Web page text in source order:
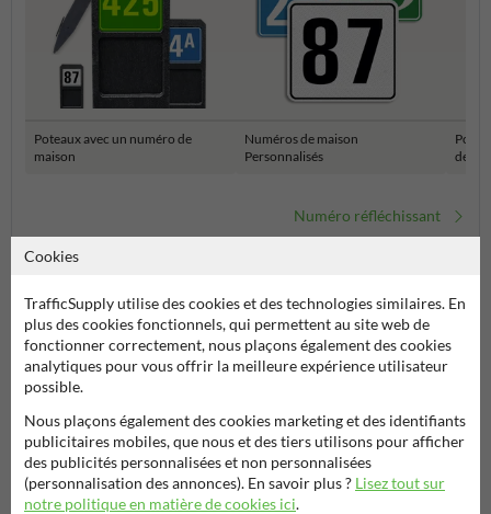
Poteaux avec un numéro de
maison
Numéros de maison
Personnalisés
de
Numéro réfléchissant
Poser votre question à Signalisationtouristique.be
Nom*
Cookies
TrafficSupply utilise des cookies et des technologies similaires. En
plus des cookies fonctionnels, qui permettent au site web de
fonctionner correctement, nous plaçons également des cookies
analytiques pour vous offrir la meilleure expérience utilisateur
possible.
Nous plaçons également des cookies marketing et des identifiants
publicitaires mobiles, que nous et des tiers utilisons pour afficher
des publicités personnalisées et non personnalisées
(personnalisation des annonces). En savoir plus ? Lisez tout sur
notre politique en matière de cookies ici.